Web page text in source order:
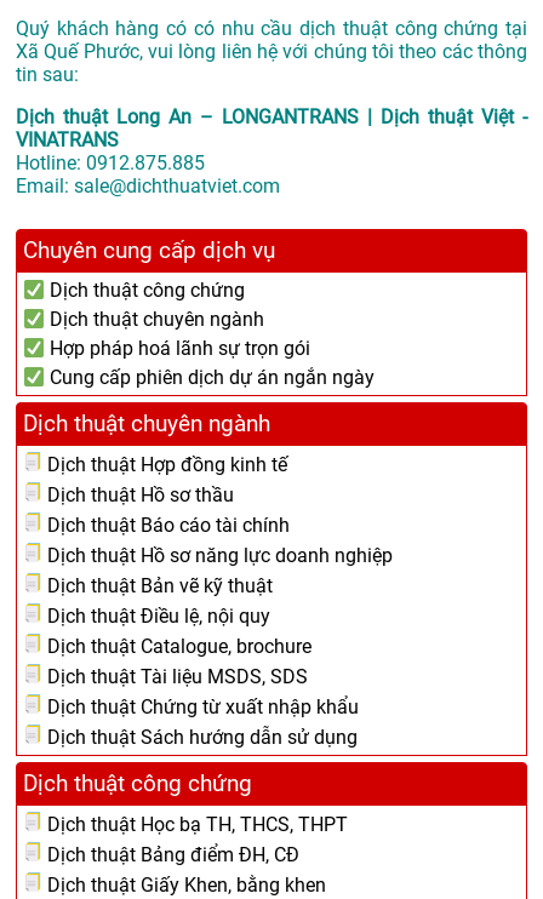
Quý khách hàng có có nhu cầu dịch thuật công chứng tại
Xã Quế Phước, vui lòng liên hệ với chúng tôi theo các thông
tin sau:
Dịch thuật Long An – LONGANTRANS | Dịch thuật Việt -
VINATRANS
Hotline: 0912.875.885
Email: sale@dichthuatviet.com
Chuyên cung cấp dịch vụ
Dịch thuật công chứng
Dịch thuật chuyên ngành
Hợp pháp hoá lãnh sự trọn gói
Cung cấp phiên dịch dự án ngắn ngày
Dịch thuật chuyên ngành
Dịch thuật Hợp đồng kinh tế
Dịch thuật Hồ sơ thầu
Dịch thuật Báo cáo tài chính
Dịch thuật Hồ sơ năng lực doanh nghiệp
Dịch thuật Bản vẽ kỹ thuật
Dịch thuật Điều lệ, nội quy
Dịch thuật Catalogue, brochure
Dịch thuật Tài liệu MSDS, SDS
Dịch thuật Chứng từ xuất nhập khẩu
Dịch thuật Sách hướng dẫn sử dụng
Dịch thuật công chứng
Dịch thuật Học bạ TH, THCS, THPT
Dịch thuật Bảng điểm ĐH, CĐ
Dịch thuật Giấy Khen, bằng khen